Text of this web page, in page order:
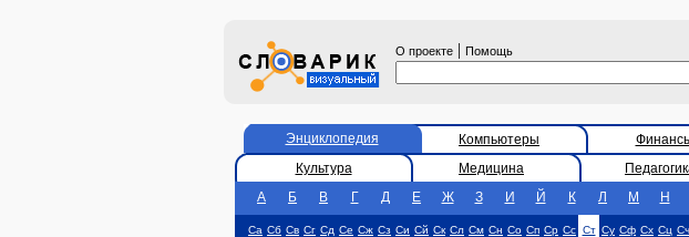
О проекте | Помощь
Энциклопедия Компьютеры
Культура
Медицина
А
Б В Г Д Е Ж З И Й К Л М Н
Са Сб Св Сг Сд Се Сж Сз Си Сй Ск Сл См Сн Со Сп Ср Сс Ст Су Сф Сх Сц Сч